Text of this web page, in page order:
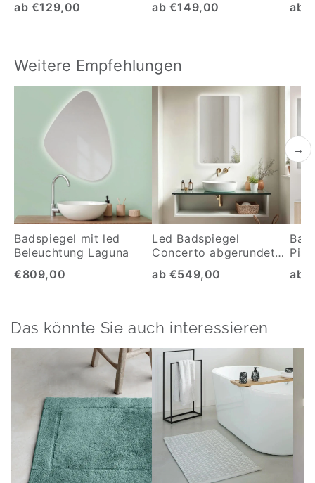
ab €129,00
ab €149,00
ab
Weitere Empfehlungen
Badspiegel mit led
Beleuchtung Laguna
€809,00
Led Badspiegel
Concerto abgerundete
Ecken
ab €549,00
ab
→
Das könnte Sie auch interessieren